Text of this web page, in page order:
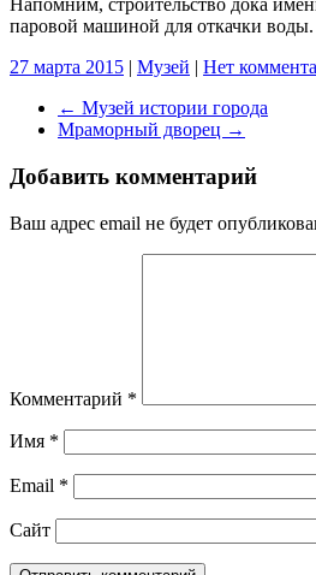
Напомним, строительство дока
паровой машиной для откачки воды.
27 марта 2015 | Музей | Нет
← Музей истории города
Мраморный дворец →
Добавить комментарий
Ваш адрес email не будет
Комментарий *
Имя *
Email *
Сайт